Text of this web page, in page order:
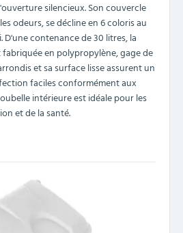
silencieux. Son couvercle
odeurs, se décline en 6 coloris au
contenance de 30 litres, la
en polypropylène, gage de
et sa surface lisse assurent un
faciles conformément aux
intérieure est idéale pour les
et de la santé.